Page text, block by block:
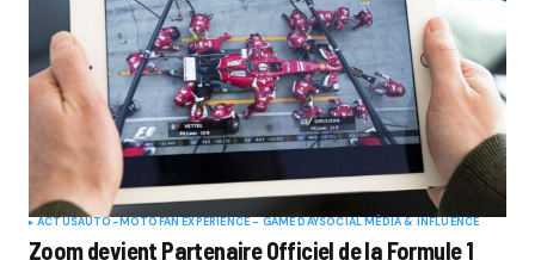
ACTUSAUTO-MOTOFAN EXPERIENCE - GAME DAYSOCIAL MÉDIA & INFLUENCE
Zoom devient Partenaire Officiel de la Formule 1